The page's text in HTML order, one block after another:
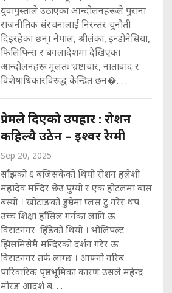
युवापुस्ताले उठाएका आन्दोलनहरूले पुराना
राजनीतिक संरचनालाई निरन्तर चुनौती
दिइरहेका छन्। नेपाल, श्रीलंका, इन्डोनेसिया,
फिलिपिन्स र बंगलादेशमा देखिएका
आन्दोलनहरू मूलतः भ्रष्टाचार, नातावाद र
विशेषाधिकारविरुद्ध केन्द्रित छन�. . .
प्रेमले दिएको उपहार : रोशन
कहिल्यै उठेन – इश्वर रेग्मी
Sep 20, 2025
साँझको ६ बजिसकेको थियो रोशन हलेशी
महादेव मन्दिर छेउ पुग्यो र एक होटलमा बास
बस्यो । खोटाङको डुम्रेमा प्लस टु गरेर थप
उच्च शिक्षा हाँसिल गर्नका लागि ऊ
विराटनगर हिँडेको थियो । भोलिपल्ट
झिसमिसेमै मन्दिरको दर्शन गरेर ऊ
विराटनगर तर्फ लाग्छ । आफ्नो गरिब
पारिवारिक पृष्ठभूमिका कारण उसले महेन्द्र
मोरङ आदर्श ब. . .